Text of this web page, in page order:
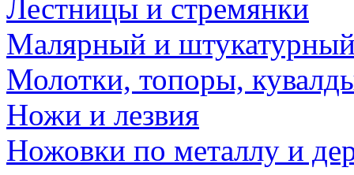
Лестницы и стремянки
Малярный и
Молотки, топоры,
Ножи и лезвия
Ножовки по металлу и